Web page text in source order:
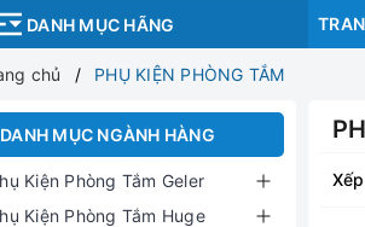
DANH MỤC HÃNG
chủ PHỤ KIỆN PHÒNG TẮM
DANH MỤC NGÀNH HÀNG
Kiện Phòng Tắm Geler
Kiện Phòng Tắm Huge